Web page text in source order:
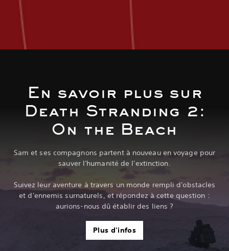
En savoir plus sur
Death Stranding 2:
On the Beach
Sam et ses compagnons partent à nouveau en voyage pour
sauver l'humanité de l'extinction.
Suivez leur aventure à travers un monde rempli d'obstacles
et d'ennemis surnaturels, et répondez à cette question :
aurions-nous dû établir des liens ?
Plus d'infos